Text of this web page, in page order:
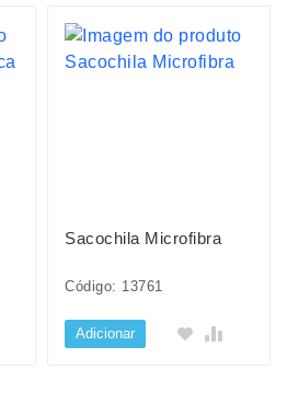
Sacochila Microfibra
Código: 13761
Adicionar